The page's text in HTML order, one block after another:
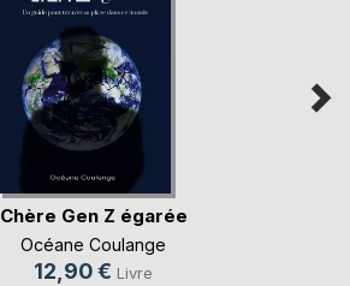
Chère Gen Z égarée
Océane Coulange
12,90 € Livre